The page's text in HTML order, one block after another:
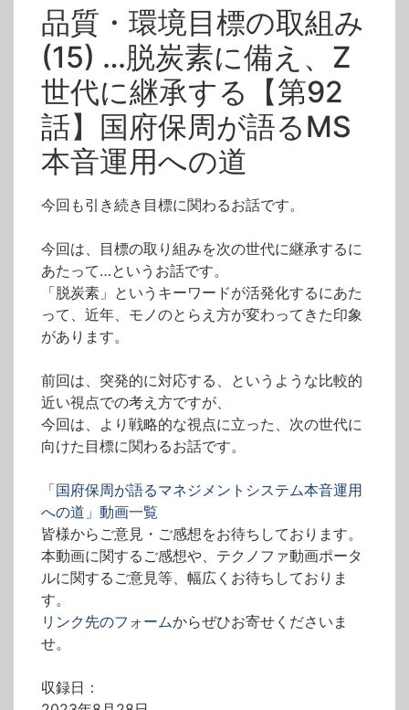
環境
品質・環境目標の取組み
(15) …脱炭素に備え、Z
世代に継承する【第92
話】国府保周が語るMS
本音運用への道
今回も引き続き目標に関わるお話です。
今回は、目標の取り組みを次の世代に継承するに
あたって…というお話です。
「脱炭素」というキーワードが活発化するにあた
って、近年、モノのとらえ方が変わってきた印象
があります。
前回は、突発的に対応する、というような比較的
近い視点での考え方ですが、
今回は、より戦略的な視点に立った、次の世代に
向けた目標に関わるお話です。
「国府保周が語るマネジメントシステム本音運用
への道」動画一覧
皆様からご意見・ご感想をお待ちしております。
本動画に関するご感想や、テクノファ動画ポータ
ルに関するご意見等、幅広くお待ちしておりま
す。
リンク先のフォームからぜひお寄せくださいま
せ。
収録日：